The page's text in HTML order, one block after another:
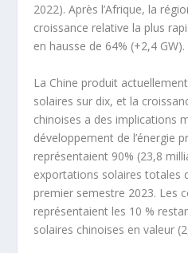
2022). Après l’Afrique, la
croissance relative la plus
en hausse de 64% (+2,4 GW).
La Chine produit
solaires sur dix, et la
chinoises a des implications
développement de l’énergie
représentaient 90% (23,8
exportations solaires totales
premier semestre 2023. Les
représentaient les 10 %
solaires chinoises en valeur